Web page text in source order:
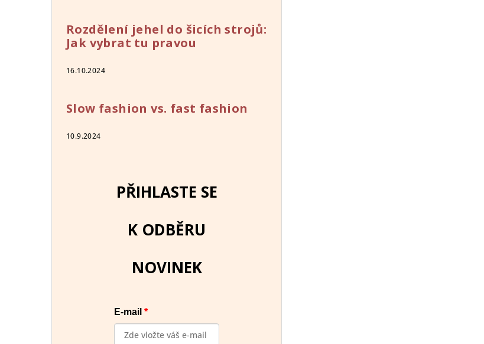
Rozdělení jehel do šicích strojů:
Jak vybrat tu pravou
16.10.2024
Slow fashion vs. fast fashion
10.9.2024
PŘIHLASTE SE
K ODBĚRU
NOVINEK
E-mail *